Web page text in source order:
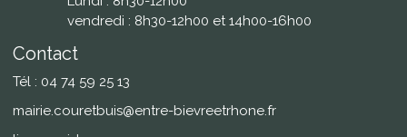
vendredi : 8h30-12h00 et 14h00-16h00
Contact
Tél : 04 74 59 25 13
mairie.couretbuis@entre-bievreetrhone.fr